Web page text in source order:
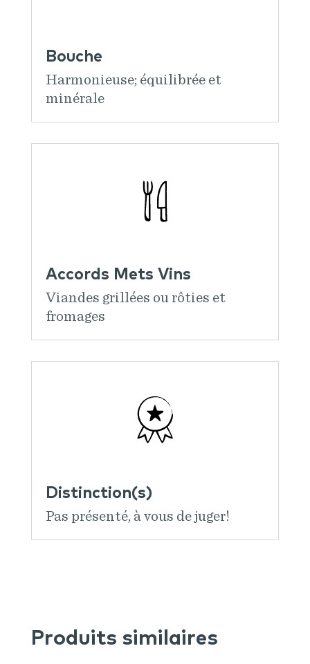
Bouche
Harmonieuse; équilibrée et
minérale
Accords Mets Vins
Viandes grillées ou rôties et
fromages
Distinction(s)
Pas présenté, à vous de juger!
Produits similaires